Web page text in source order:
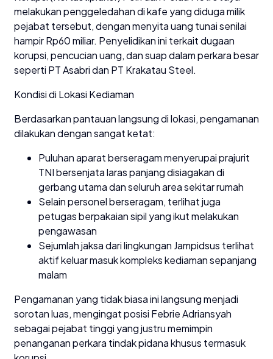
melakukan penggeledahan di kafe yang diduga milik
pejabat tersebut, dengan menyita uang tunai senilai
hampir Rp60 miliar. Penyelidikan ini terkait dugaan
korupsi, pencucian uang, dan suap dalam perkara besar
seperti PT Asabri dan PT Krakatau Steel.
Kondisi di Lokasi Kediaman
Berdasarkan pantauan langsung di lokasi, pengamanan
dilakukan dengan sangat ketat:
Puluhan aparat berseragam menyerupai prajurit
TNI bersenjata laras panjang disiagakan di
gerbang utama dan seluruh area sekitar rumah
Selain personel berseragam, terlihat juga
petugas berpakaian sipil yang ikut melakukan
pengawasan
Sejumlah jaksa dari lingkungan Jampidsus terlihat
aktif keluar masuk kompleks kediaman sepanjang
malam
Pengamanan yang tidak biasa ini langsung menjadi
sorotan luas, mengingat posisi Febrie Adriansyah
sebagai pejabat tinggi yang justru memimpin
penanganan perkara tindak pidana khusus termasuk